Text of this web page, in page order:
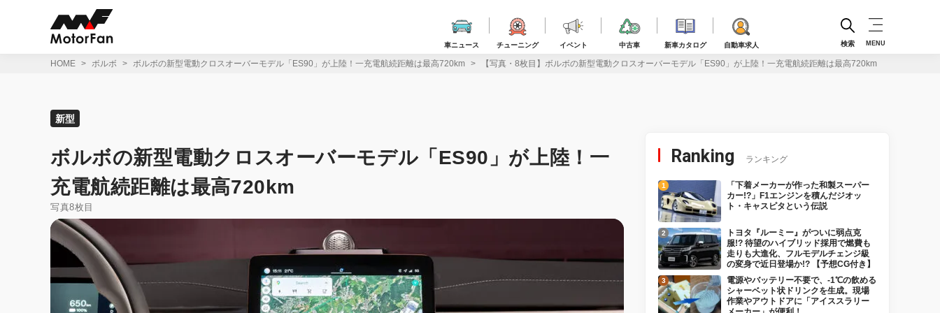
車ニュース チューニング イベント 中古車 新車カタログ 自動車求人 検索 MENU
HOME ボルボ ボルボの新型電動クロスオーバーモデル「ES90」が上陸！一充電航続距離は最高720km 【写真・8枚目】ボルボの新型電動クロスオーバーモデル「ES90」が上陸！一充電航続距離は最高720km
新型
ボルボの新型電動クロスオーバーモデル「ES90」が上陸！一
充電航続距離は最高720km
写真8枚目
Ranking ランキング
「下着メーカーが作った和製スーパー
カー!?」F1エンジンを積んだジオッ
ト・キャスピタという伝説
トヨタ『ルーミー』がついに弱点克
服!? 待望のハイブリッド採用で燃費も
走りも大進化、フルモデルチェンジ級
の変身で近日登場か!? 【予想CG付き】
電源やバッテリー不要で、-1℃の飲める
シャーベット状ドリンクを生成。現場
作業やアウトドアに「アイススラリー